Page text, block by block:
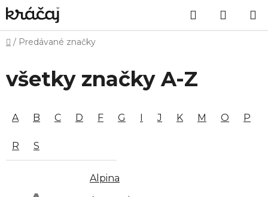
Prejsť
na
obsah
Hľadať
KOŠÍK
Domov
/ Predávané značky
všetky značky A-Z
A B C D F G J K M O P
R S
Alpina